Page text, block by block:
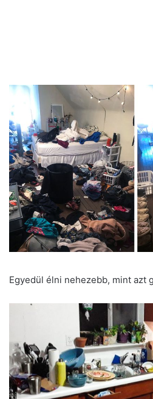
Egyedül élni nehezebb, mint azt